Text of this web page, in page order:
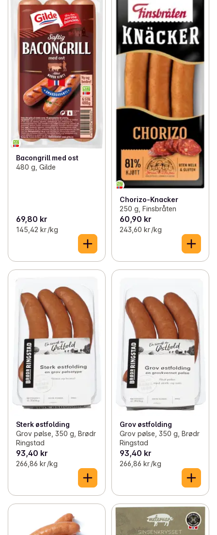
Bacongrill med ost
480 g, Gilde
69,80 kr
145,42 kr /kg
Chorizo-Knacker
250 g, Finsbråten
60,90 kr
243,60 kr /kg
Sterk østfolding
Grov pølse, 350 g, Brødr
Ringstad
93,40 kr
266,86 kr /kg
Grov østfolding
Grov pølse, 350 g, Brødr
Ringstad
93,40 kr
266,86 kr /kg